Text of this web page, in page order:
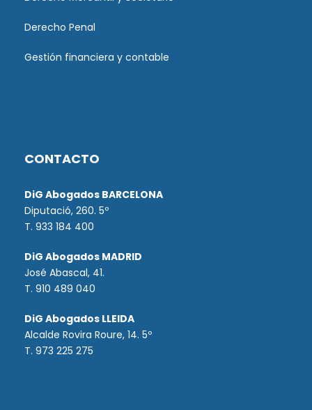
Derecho Penal
Gestión financiera y contable
CONTACTO
DiG Abogados BARCELONA
Diputació, 260. 5º
T. 933 184 400
DiG Abogados MADRID
José Abascal, 41.
T. 910 489 040
DiG Abogados LLEIDA
Alcalde Rovira Roure, 14. 5º
T. 973 225 275